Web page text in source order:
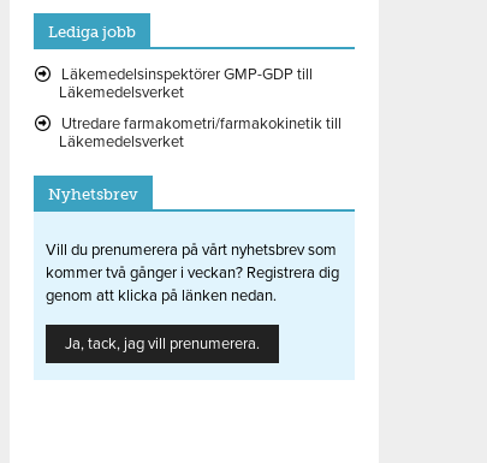
Lediga jobb
Läkemedelsinspektörer GMP-GDP till
Läkemedelsverket
Utredare farmakometri/farmakokinetik till
Läkemedelsverket
Nyhetsbrev
Vill du prenumerera på vårt nyhetsbrev som
kommer två gånger i veckan? Registrera dig
genom att klicka på länken nedan.
Ja, tack, jag vill prenumerera.